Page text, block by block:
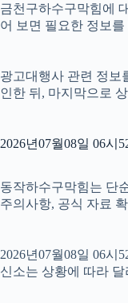
금천구하수구막힘에
어 보면 필요한 정보
광고대행사 관련 정보
인한 뒤, 마지막으로
2026년07월08일 06시
동작하수구막힘는 단
주의사항, 공식 자료
2026년07월08일 06
신소는 상황에 따라